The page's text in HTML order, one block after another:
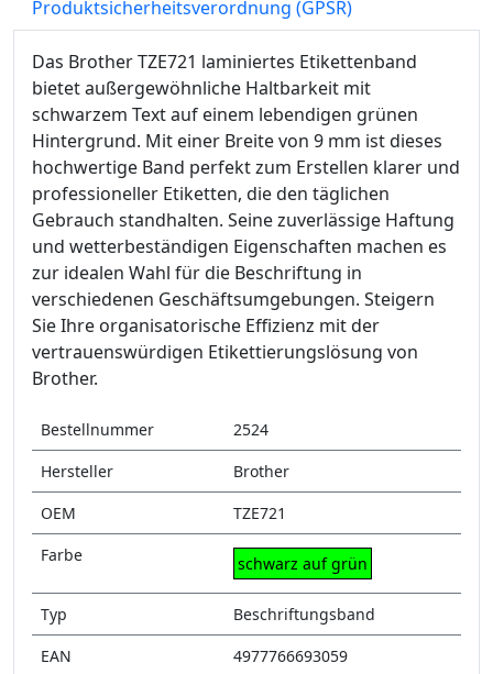
Produktsicherheitsverordnung (GPSR)
Das Brother TZE721 laminiertes Etikettenband
bietet außergewöhnliche Haltbarkeit mit
schwarzem Text auf einem lebendigen grünen
Hintergrund. Mit einer Breite von 9 mm ist dieses
hochwertige Band perfekt zum Erstellen klarer und
professioneller Etiketten, die den täglichen
Gebrauch standhalten. Seine zuverlässige Haftung
und wetterbeständigen Eigenschaften machen es
zur idealen Wahl für die Beschriftung in
verschiedenen Geschäftsumgebungen. Steigern
Sie Ihre organisatorische Effizienz mit der
vertrauenswürdigen Etikettierungslösung von
Brother.
Bestellnummer
2524
Hersteller
Brother
OEM
TZE721
Farbe
schwarz auf grün
Typ
Beschriftungsband
EAN
4977766693059